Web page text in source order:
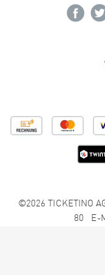
©2026 TICKETINO
80 E-